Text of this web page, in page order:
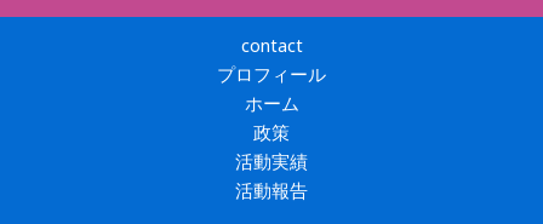
contact
プロフィール
ホーム
政策
活動実績
活動報告